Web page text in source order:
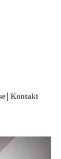
Kontakt